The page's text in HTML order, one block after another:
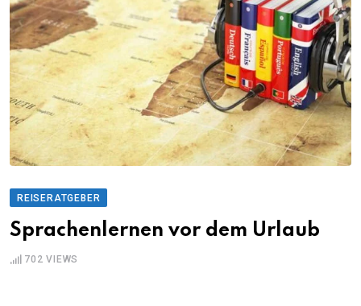
REISERATGEBER
Sprachenlernen vor dem Urlaub
702 VIEWS